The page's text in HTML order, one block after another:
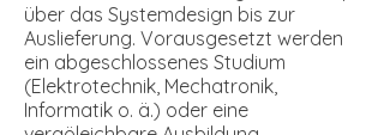
über das Systemdesign bis zur
Auslieferung. Vorausgesetzt werden
ein abgeschlossenes Studium
(Elektrotechnik, Mechatronik,
Informatik o. ä.) oder eine